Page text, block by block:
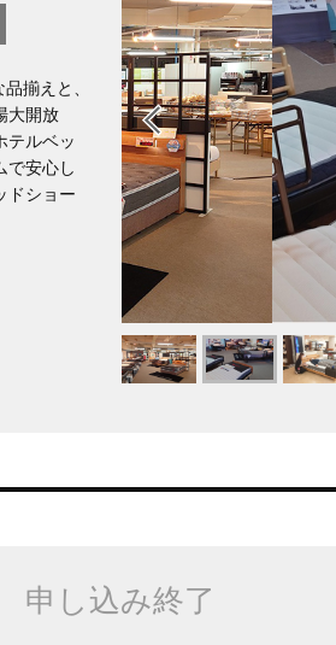
揃えと、
大開放
テルベッ
で安心し
ドショー
申し込み終了